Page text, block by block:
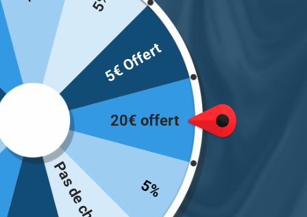
homme avec un clin d’œil
249.00
Choix des options
moderne du style
249.00
Choix des options
20€ offert
5%
5€ Offert